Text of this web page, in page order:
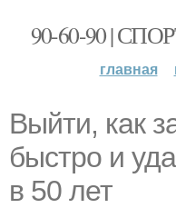
90-60-90 |
главная
Выйти, как
быстро и
в 50 лет